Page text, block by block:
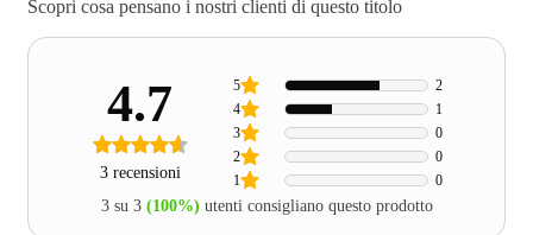
Scopri cosa pensano i nostri clienti di questo titolo
4.7
3 recensioni 1 0
2 0
3 0
4 1
5 2
3 su 3 (100%) utenti consigliano questo prodotto